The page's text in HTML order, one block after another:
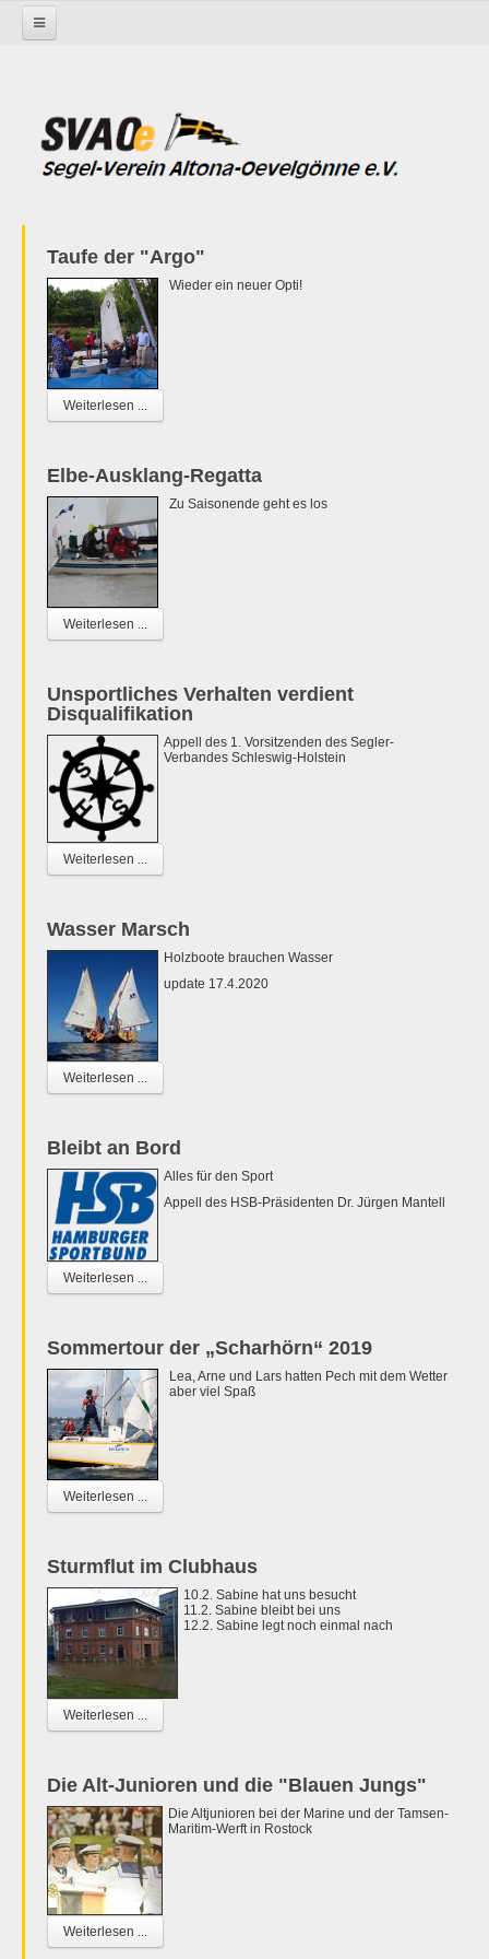
Taufe der "Argo"
Wieder ein neuer Opti!
Weiterlesen ...
Elbe-Ausklang-Regatta
Zu Saisonende geht es los
Weiterlesen ...
Unsportliches Verhalten verdient
Disqualifikation
Appell des 1. Vorsitzenden des Segler-
Verbandes Schleswig-Holstein
Weiterlesen ...
Wasser Marsch
Holzboote brauchen Wasser
update 17.4.2020
Weiterlesen ...
Bleibt an Bord
Alles für den Sport
Appell des HSB-Präsidenten Dr. Jürgen Mantell
Weiterlesen ...
Sommertour der „Scharhörn“ 2019
Lea, Arne und Lars hatten Pech mit dem Wetter
aber viel Spaß
Weiterlesen ...
Sturmflut im Clubhaus
10.2. Sabine hat uns besucht
11.2. Sabine bleibt bei uns
12.2. Sabine legt noch einmal nach
Weiterlesen ...
Die Alt-Junioren und die "Blauen Jungs"
Die Altjunioren bei der Marine und der Tamsen-
Maritim-Werft in Rostock
Weiterlesen ...